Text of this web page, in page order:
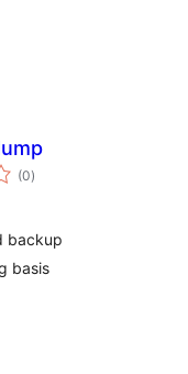
(0vērtējumu
kopsumma
)
backup
basis